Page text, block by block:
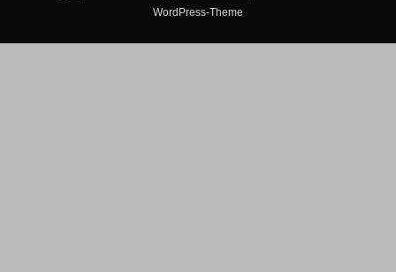
WordPress-Theme